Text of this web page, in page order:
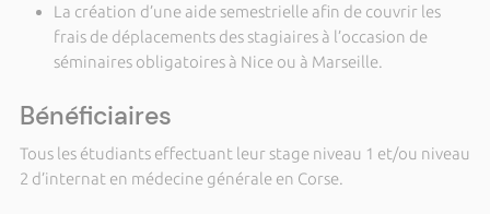
La création d’une aide semestrielle afin de couvrir les
frais de déplacements des stagiaires à l’occasion de
séminaires obligatoires à Nice ou à Marseille.
Bénéficiaires
Tous les étudiants effectuant leur stage niveau 1 et/ou niveau
2 d’internat en médecine générale en Corse.